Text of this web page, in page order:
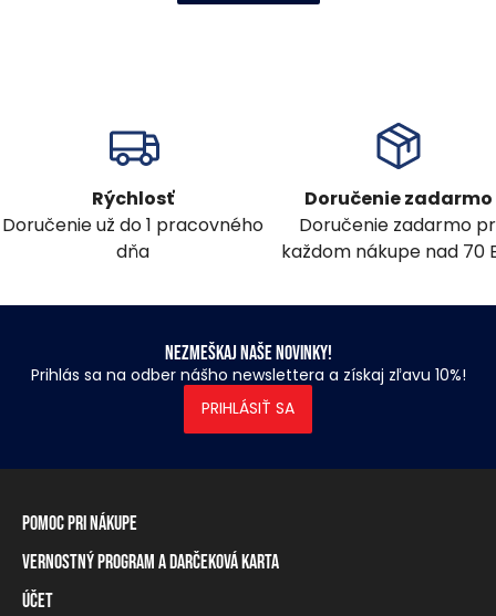
Rýchlosť
Doručenie už do 1 pracovného
dňa
Doručenie zadarmo
Doručenie zadarmo
každom nákupe nad 70
Nezmeškaj naše novinky!
Prihlás sa na odber nášho newslettera a získaj zľavu 10%!
PRIHLÁSIŤ SA
Pomoc pri nákupe
Informácie o doručení
Spôsoby platby
Vernostný program a darčeková karta
Vernostný program
Účet